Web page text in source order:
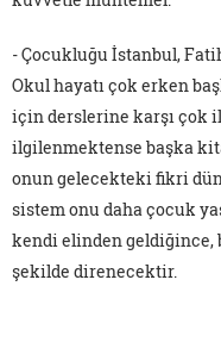
- Çocukluğu İstanbul,
Okul hayatı çok erken
için derslerine karşı çok
ilgilenmektense başka
onun gelecekteki fikri
sistem onu daha çocuk
kendi elinden geldiğince,
şekilde direnecektir.